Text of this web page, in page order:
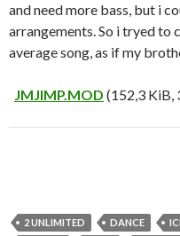
and need more bass, but i
arrangements. So i tryed to
average song, as if my
JMJIMP.MOD (152,3 KiB,
2 UNLIMITED DANCE